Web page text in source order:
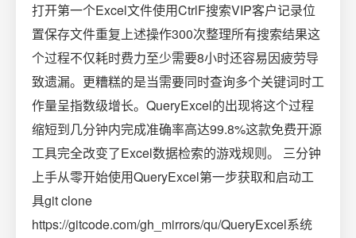
打开第一个Excel文件使用CtrlF搜索VIP客户记录位
置保存文件重复上述操作300次整理所有搜索结果这
个过程不仅耗时费力至少需要8小时还容易因疲劳导
致遗漏。更糟糕的是当需要同时查询多个关键词时工
作量呈指数级增长。QueryExcel的出现将这个过程
缩短到几分钟内完成准确率高达99.8%这款免费开源
工具完全改变了Excel数据检索的游戏规则。 三分钟
上手从零开始使用QueryExcel第一步获取和启动工
具git clone
https://gitcode.com/gh_mirrors/qu/QueryExcel系统